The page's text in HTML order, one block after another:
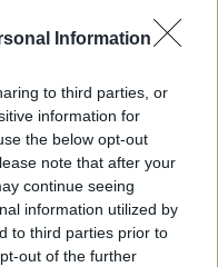
Information
to third parties, or
information for
the below opt-out
note that after your
continue seeing
information utilized by
to third parties prior to
out of the further
ismeri és
Ő volt az az ember,
a profik közt,
célt bármi áron
emberéletbe kerül